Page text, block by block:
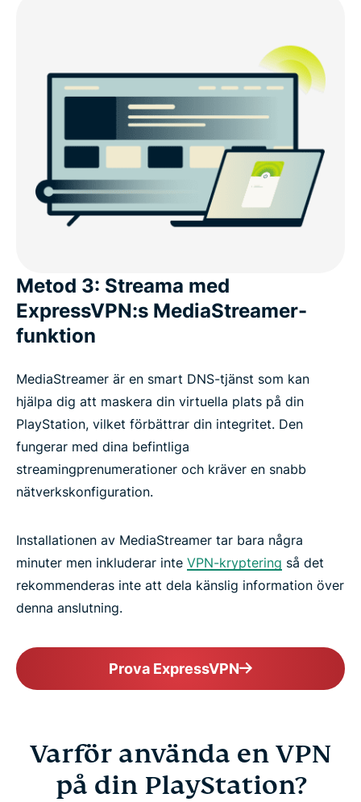
Metod 3: Streama med
ExpressVPN:s MediaStreamer-
funktion
MediaStreamer är en smart DNS-tjänst som kan
hjälpa dig att maskera din virtuella plats på din
PlayStation, vilket förbättrar din integritet. Den
fungerar med dina befintliga
streamingprenumerationer och kräver en snabb
nätverkskonfiguration.
Installationen av MediaStreamer tar bara några
minuter men inkluderar inte VPN-kryptering så det
rekommenderas inte att dela känslig information över
denna anslutning.
Prova ExpressVPN
Varför använda en VPN
på din PlayStation?